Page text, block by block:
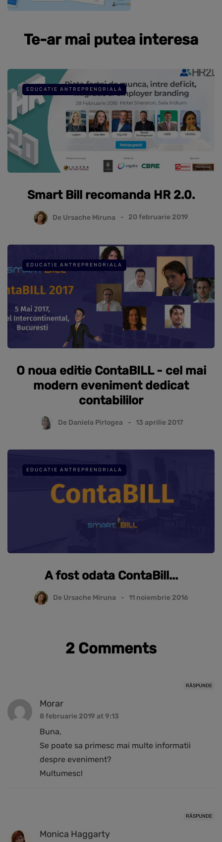
Te-ar mai putea interesa
EDUCATIE ANTREPRENORIALA
Smart Bill recomanda HR 2.0.
De Ursache Miruna 20 februarie 2019
EDUCATIE ANTREPRENORIALA
O noua editie ContaBILL - cel mai
modern eveniment dedicat
contabililor
De Daniela Pirlogea 13 aprilie 2017
EDUCATIE ANTREPRENORIALA
A fost odata ContaBill...
De Ursache Miruna 11 noiembrie 2016
2 Comments
RĂSPUNDE
Morar
8 februarie 2019 at 9:13
Buna,
Se poate sa primesc mai multe informatii
despre eveniment?
Multumesc!
RĂSPUNDE
Monica Haggarty